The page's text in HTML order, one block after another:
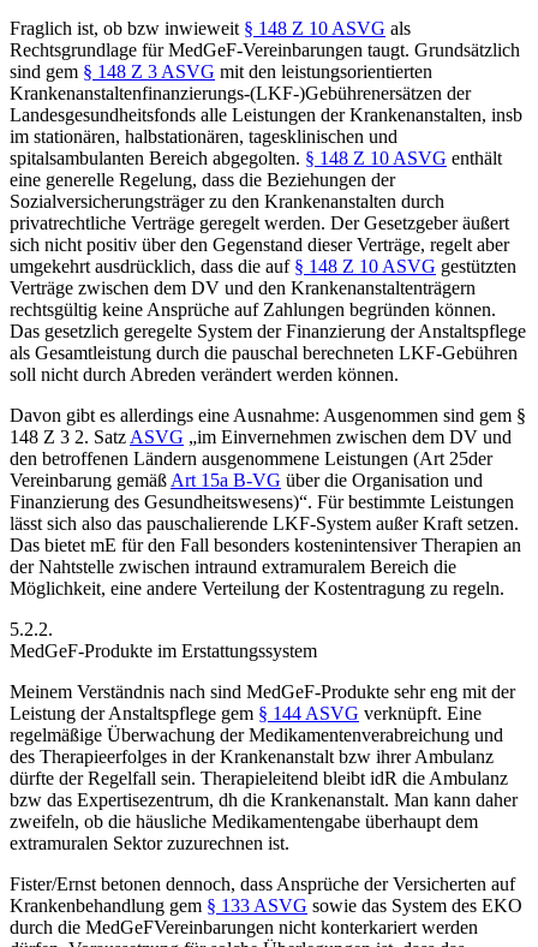
Fraglich ist, ob bzw inwieweit § 148 Z 10 ASVG als
Rechtsgrundlage für MedGeF-Vereinbarungen taugt. Grundsätzlich
sind gem § 148 Z 3 ASVG mit den leistungsorientierten
Krankenanstaltenfinanzierungs-(LKF-)Gebührenersätzen der
Landesgesundheitsfonds alle Leistungen der Krankenanstalten, insb
im stationären, halbstationären, tagesklinischen und
spitalsambulanten Bereich abgegolten. § 148 Z 10 ASVG enthält
eine generelle Regelung, dass die Beziehungen der
Sozialversicherungsträger zu den Krankenanstalten durch
privatrechtliche Verträge geregelt werden. Der Gesetzgeber äußert
sich nicht positiv über den Gegenstand dieser Verträge, regelt aber
umgekehrt ausdrücklich, dass die auf § 148 Z 10 ASVG gestützten
Verträge zwischen dem DV und den Krankenanstaltenträgern
rechtsgültig keine Ansprüche auf Zahlungen begründen können.
Das gesetzlich geregelte System der Finanzierung der Anstaltspflege
als Gesamtleistung durch die pauschal berechneten LKF-Gebühren
soll nicht durch Abreden verändert werden können.
Davon gibt es allerdings eine Ausnahme: Ausgenommen sind gem §
148 Z 3 2. Satz ASVG „im Einvernehmen zwischen dem DV und
den betroffenen Ländern ausgenommene Leistungen (Art 25der
Vereinbarung gemäß Art 15a B-VG über die Organisation und
Finanzierung des Gesundheitswesens)“. Für bestimmte Leistungen
lässt sich also das pauschalierende LKF-System außer Kraft setzen.
Das bietet mE für den Fall besonders kostenintensiver Therapien an
der Nahtstelle zwischen intraund extramuralem Bereich die
Möglichkeit, eine andere Verteilung der Kostentragung zu regeln.
5.2.2.
MedGeF-Produkte im Erstattungssystem
Meinem Verständnis nach sind MedGeF-Produkte sehr eng mit der
Leistung der Anstaltspflege gem § 144 ASVG verknüpft. Eine
regelmäßige Überwachung der Medikamentenverabreichung und
des Therapieerfolges in der Krankenanstalt bzw ihrer Ambulanz
dürfte der Regelfall sein. Therapieleitend bleibt idR die Ambulanz
bzw das Expertisezentrum, dh die Krankenanstalt. Man kann daher
zweifeln, ob die häusliche Medikamentengabe überhaupt dem
extramuralen Sektor zuzurechnen ist.
Fister/Ernst betonen dennoch, dass Ansprüche der Versicherten auf
Krankenbehandlung gem § 133 ASVG sowie das System des EKO
durch die MedGeFVereinbarungen nicht konterkariert werden